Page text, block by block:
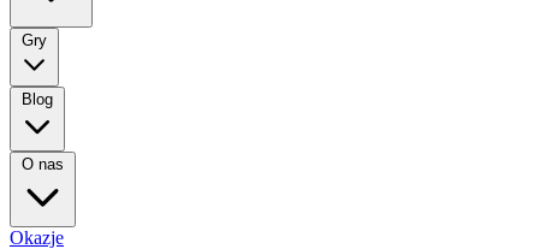
Gry
Blog
O nas
Okazje